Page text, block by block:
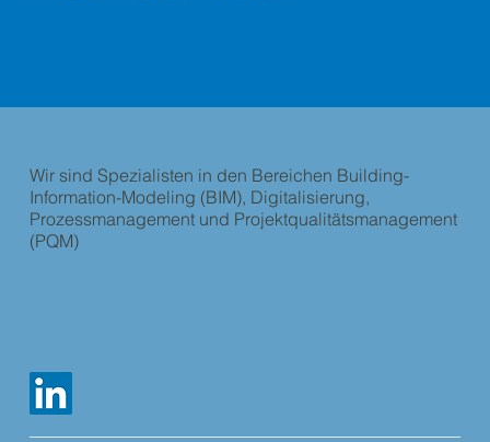
Wir sind Spezialisten in den Bereichen Building-
Information-Modeling (BIM), Digitalisierung,
Prozessmanagement und Projektqualitätsmanagement
(PQM)